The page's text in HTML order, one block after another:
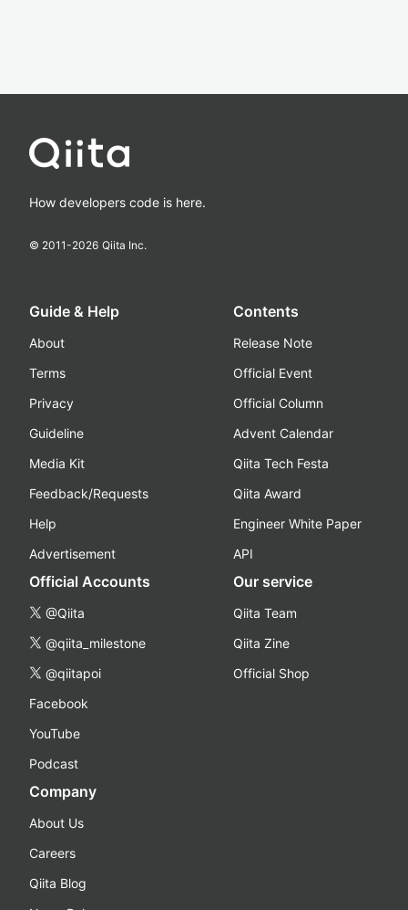
How developers code is here.
© 2011-2026 Qiita Inc.
Guide & Help
About
Terms
Privacy
Guideline
Media Kit
Feedback/Requests
Help
Advertisement
Contents
Release Note
Official Event
Official Column
Advent Calendar
Qiita Tech Festa
Qiita Award
Engineer White Paper
API
Official Accounts
@Qiita
@qiita_milestone
@qiitapoi
Facebook
YouTube
Podcast
Our service
Qiita Team
Qiita Zine
Official Shop
Company
About Us
Careers
Qiita Blog